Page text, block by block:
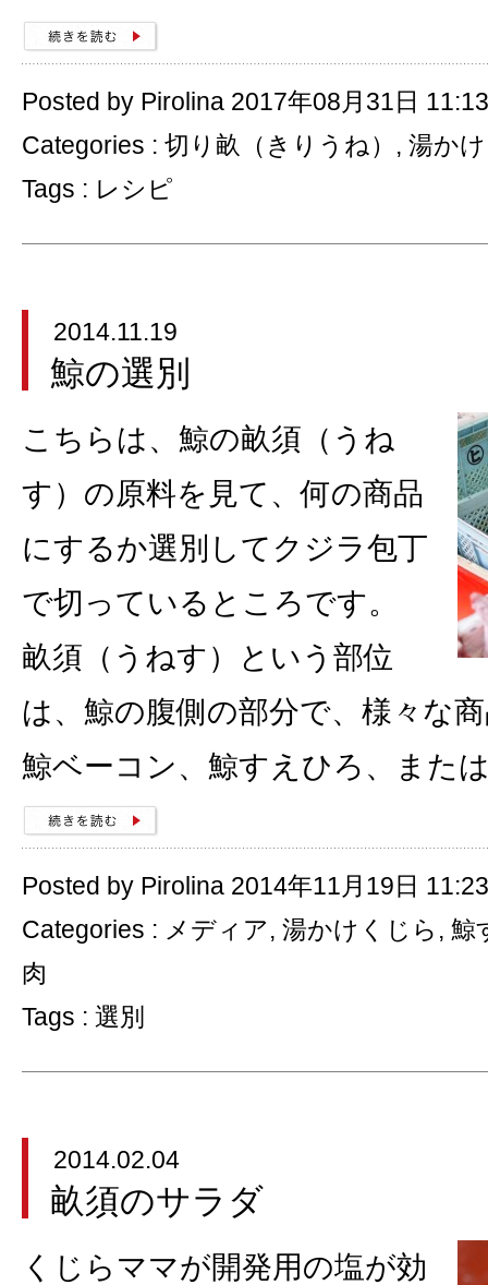
Posted by Pirolina 2017年08月31日 11:13
Categories : 切り畝（きりうね） , 湯か
Tags : レシピ
2014.11.19
鯨の選別
こちらは、鯨の畝須（うね
す）の原料を見て、何の商品
にするか選別してクジラ包丁
で切っているところです。
畝須（うねす）という部位
は、鯨の腹側の部分で、様々な
鯨ベーコン、鯨すえひろ、また
Posted by Pirolina 2014年11月19日 11:23
Categories : メディア, 湯かけくじら , 鯨
肉
Tags : 選別
2014.02.04
畝須のサラダ
くじらママが開発用の塩が効